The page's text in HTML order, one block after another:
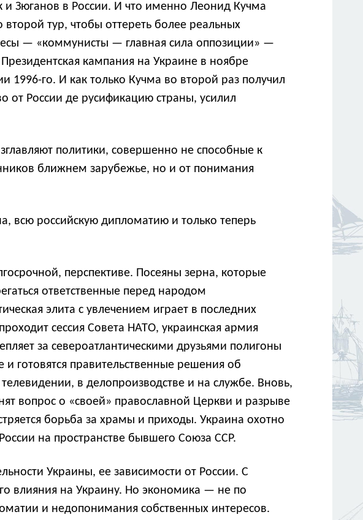
и Зюганов в России. И что именно Леонид Кучма
тур, чтобы оттереть более реальных
— «коммунисты — главная сила оппозиции» —
кампания на Украине в ноябре
1996-го. И как только Кучма во второй раз получил
от России де русификацию страны, усилил
политики, совершенно не способные к
ближнем зарубежье, но и от понимания
всю российскую дипломатию и только теперь
перспективе. Посеяны зерна, которые
ответственные перед народом
элита с увлечением играет в последних
сессия Совета НАТО, украинская армия
за североатлантическими друзьями полигоны
готовятся правительственные решения об
в делопроизводстве и на службе. Вновь,
вопрос о «своей» православной Церкви и разрыве
борьба за храмы и приходы. Украина охотно
на пространстве бывшего Союза ССР.
Украины, ее зависимости от России. С
влияния на Украину. Но экономика — не по
и недопонимания собственных интересов.